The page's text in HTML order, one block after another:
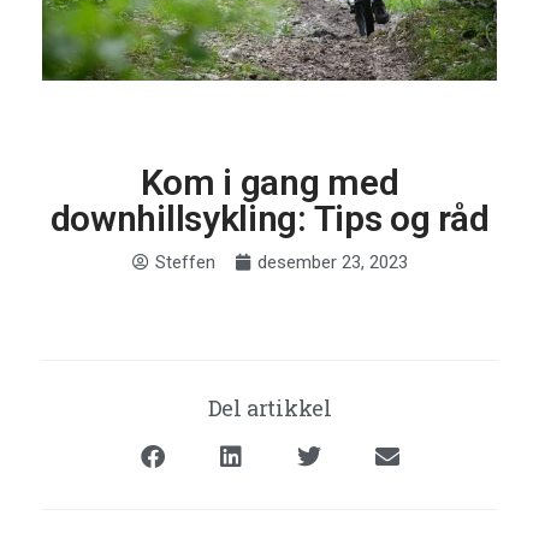
Kom i gang med
downhillsykling: Tips og råd
Steffen desember 23, 2023
Del artikkel